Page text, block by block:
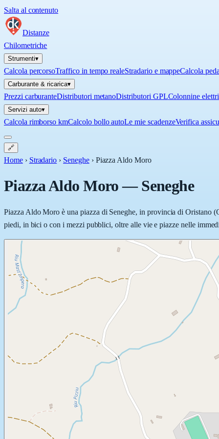
Salta al contenuto
Distanze
Chilometriche
Strumenti▾
Calcola percorsoTraffico in tempo realeStradario e mappeCalcola
Carburante & ricarica▾
Prezzi carburanteDistributori metanoDistributori GPLColonnine
Servizi auto▾
Calcola rimborso kmCalcolo bollo autoLe mie scadenzeVerifica
🔗
Home › Stradario › Seneghe › Piazza Aldo Moro
Piazza Aldo Moro—Seneghe
Piazza Aldo Moro è una piazza di Seneghe, in provincia di Oristano
piedi, in bici o con i mezzi pubblici, oltre alle vie e piazze nelle